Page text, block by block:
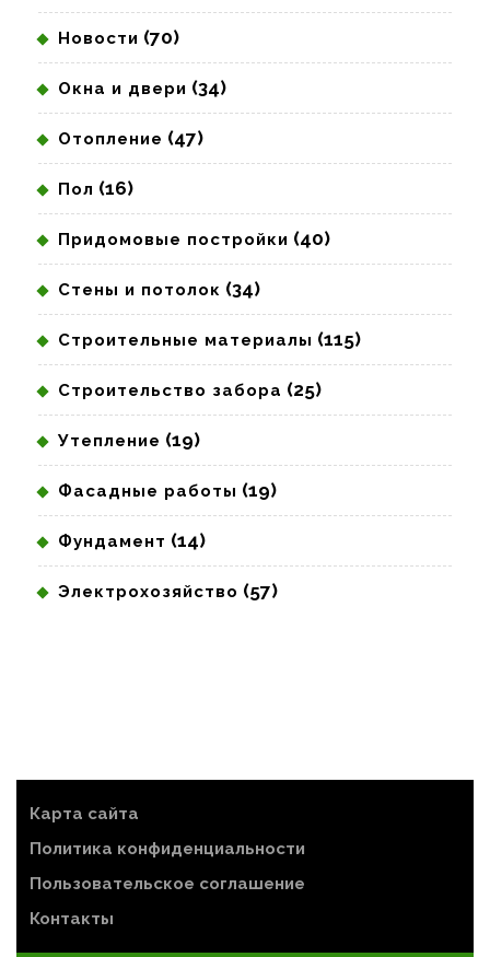
Новости (70)
Окна и двери (34)
Отопление (47)
Пол (16)
Придомовые постройки (40)
Стены и потолок (34)
Строительные материалы (115)
Строительство забора (25)
Утепление (19)
Фасадные работы (19)
Фундамент (14)
Электрохозяйство (57)
Карта сайта
Политика конфиденциальности
Пользовательское соглашение
Контакты